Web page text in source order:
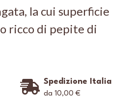
la cui superficie
ricco di pepite di
Spedizione Italia
da 10,00 €